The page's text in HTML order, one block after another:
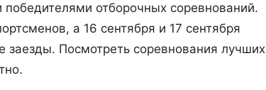
победителями отборочных соревнований.
а 16 сентября и 17 сентября
Посмотреть соревнования лучших